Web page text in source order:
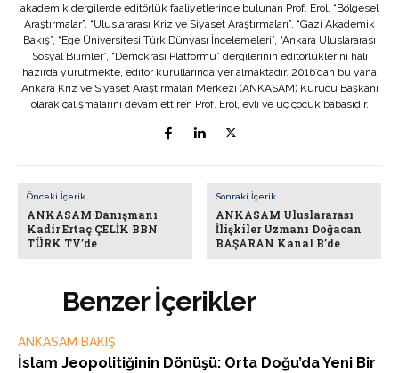
Benzer İçerikler
ANKASAM BAKIŞ
İslam Jeopolitiğinin Dönüşü: Orta Doğu’da Yeni Bir
akademik dergilerde editörlük faaliyetlerinde bulunan Prof. Erol, “Bölgesel
Araştırmalar”, “Uluslararası Kriz ve Siyaset Araştırmaları”, “Gazi Akademik
Bakış”, “Ege Üniversitesi Türk Dünyası İncelemeleri”, “Ankara Uluslararası
Sosyal Bilimler”, “Demokrasi Platformu” dergilerinin editörlüklerini hali
hazırda yürütmekte, editör kurullarında yer almaktadır. 2016’dan bu yana
Ankara Kriz ve Siyaset Araştırmaları Merkezi (ANKASAM) Kurucu Başkanı
olarak çalışmalarını devam ettiren Prof. Erol, evli ve üç çocuk babasıdır.
Önceki İçerik
ANKASAM Danışmanı
Kadir Ertaç ÇELİK BBN
TÜRK TV’de
Sonraki İçerik
ANKASAM Uluslararası
İlişkiler Uzmanı Doğacan
BAŞARAN Kanal B’de